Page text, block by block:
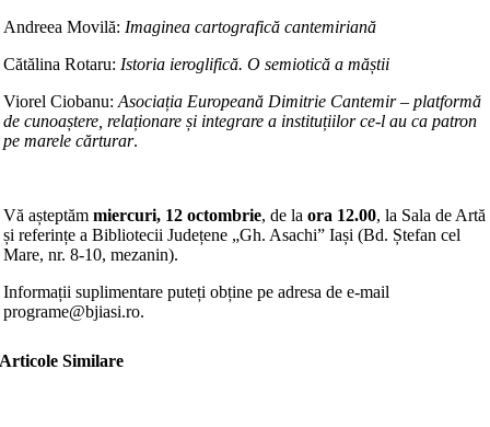
Andreea Movilă: Imaginea cartografică cantemiriană
Cătălina Rotaru: Istoria ieroglifică. O semiotică a măștii
Viorel Ciobanu: Asociația Europeană Dimitrie Cantemir – platformă
de cunoaștere, relaționare și integrare a instituțiilor ce-l au ca patron
pe marele cărturar.
Vă așteptăm miercuri, 12 octombrie, de la ora 12.00, la Sala de Artă
și referințe a Bibliotecii Județene „Gh. Asachi” Iași (Bd. Ștefan cel
Mare, nr. 8-10, mezanin).
Informații suplimentare puteți obține pe adresa de e-mail
programe@bjiasi.ro.
Articole Similare